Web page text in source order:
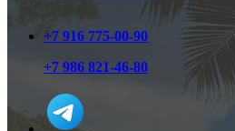
+7 916 775-00-90
+7 986 821-46-80